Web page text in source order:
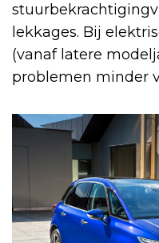
lekkages. Bij
(vanaf latere
problemen minder